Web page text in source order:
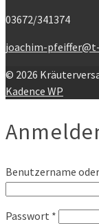
03672/341374
joachim-
© 2026
Kadence WP
Benutzername
Passwort *